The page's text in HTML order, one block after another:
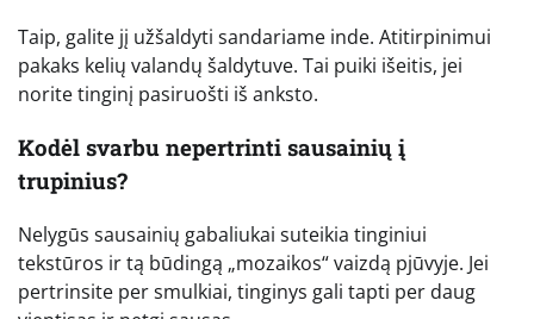
Taip, galite jį užšaldyti sandariame inde. Atitirpinimui
pakaks kelių valandų šaldytuve. Tai puiki išeitis, jei
norite tinginį pasiruošti iš anksto.
Kodėl svarbu nepertrinti sausainių į
trupinius?
Nelygūs sausainių gabaliukai suteikia tinginiui
tekstūros ir tą būdingą „mozaikos“ vaizdą pjūvyje. Jei
pertrinsite per smulkiai, tinginys gali tapti per daug